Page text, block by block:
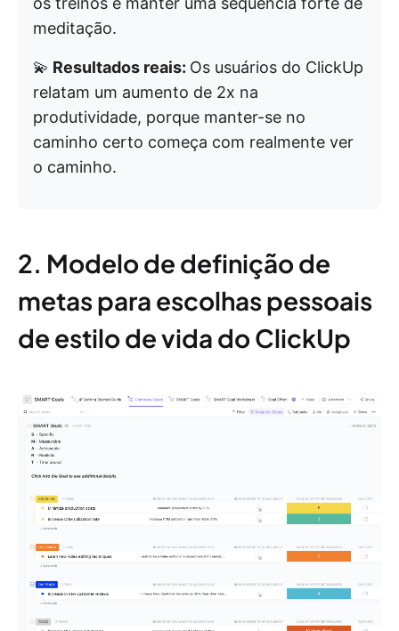
meditação.
💫 Resultados reais: Os usuários do ClickUp
relatam um aumento de 2x na
produtividade, porque manter-se no
caminho certo começa com realmente ver
o caminho.
2. Modelo de definição de
metas para escolhas pessoais
de estilo de vida do ClickUp